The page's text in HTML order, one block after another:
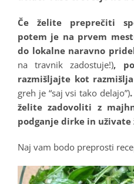
Če želite preprečiti
potem je na prvem
do lokalne naravno
na travnik zadostuje!),
razmišljajte kot
greh je “saj vsi tako delajo”)
želite zadovoliti z
podganje dirke in
Naj vam bodo preprosti